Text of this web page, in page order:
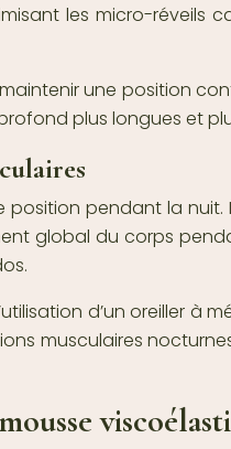
les micro-réveils
une position
plus longues et
pendant la
global du corps
d’un oreiller
musculaires